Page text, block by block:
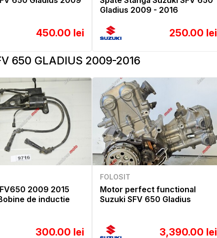
450.00 lei
Gladius 2009 - 2016
250.00 lei
650 GLADIUS 2009-2016
2009 2015
de inductie
300.00 lei
FOLOSIT
Motor perfect functional
Suzuki SFV 650 Gladius
3,390.00 lei